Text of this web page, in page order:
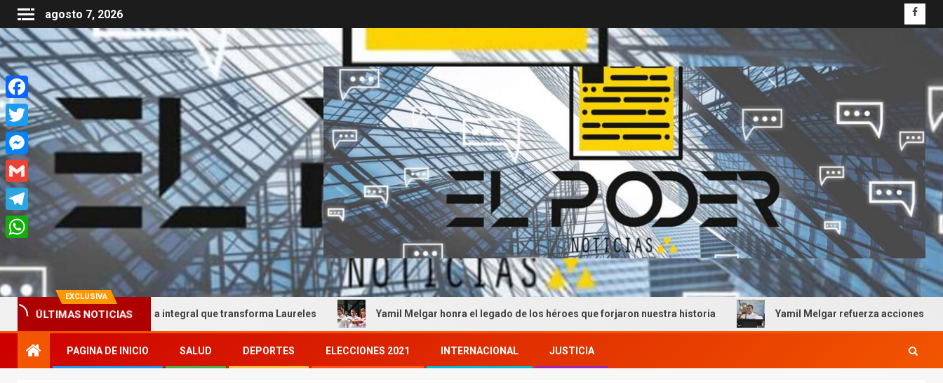
agosto 7, 2026
EXCLUSIVA
ÚLTIMAS NOTICIAS
Melgar entrega obra integral que transforma Laureles Yamil Melgar honra el legado de los héroes que forjaron nuestra historia Yamil Melgar refuerza acciones preventivas
PAGINA DE INICIO SALUD DEPORTES ELECCIONES 2021 INTERNACIONAL JUSTICIA
Facebook
Twitter
Messenger
Gmail
Telegram
WhatsApp